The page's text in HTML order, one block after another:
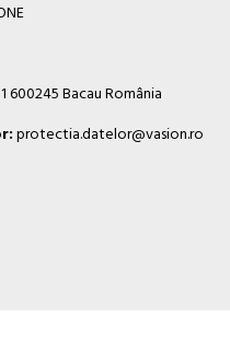
600245 Bacau România
protectia.datelor@vasion.ro